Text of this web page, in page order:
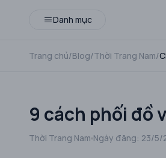
Danh mục
Trang chủ/Blog/Thời Trang Nam/
9 cách phối đồ
Thời Trang Nam Ngày đăng: 23/5/